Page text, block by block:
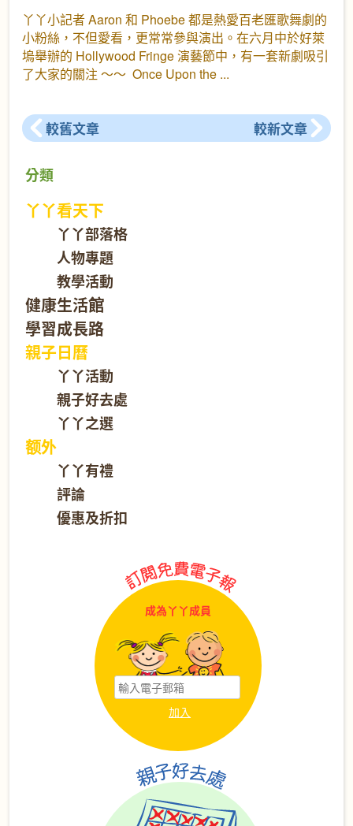
丫丫小記者 Aaron 和 Phoebe 都是熱愛百老匯歌舞劇的
小粉絲，不但愛看，更常常參與演出。在六月中於好萊
塢舉辦的 Hollywood Fringe 演藝節中，有一套新劇吸引
了大家的關注 ～～ Once Upon the
較舊文章 較新文章
分類
丫丫看天下
丫丫部落格
人物專題
教學活動
健康生活館
學習成長路
親子日曆
丫丫活動
親子好去處
丫丫之選
额外
丫丫有禮
評論
優惠及折扣
成為丫丫成員